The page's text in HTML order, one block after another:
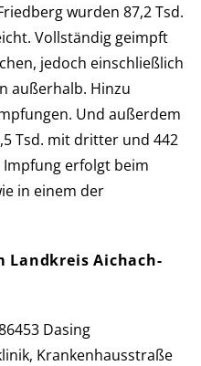
wur­den 87,2 Tsd.
Voll­stän­dig ge­impft
je­doch ein­schließ­lich
außerhalb. Hinzu
Und außer­dem
Tsd. mit drit­ter und 442
er­folgt beim
in einem der
Landkreis Aichach-
Dasing
Krankenhausstraße